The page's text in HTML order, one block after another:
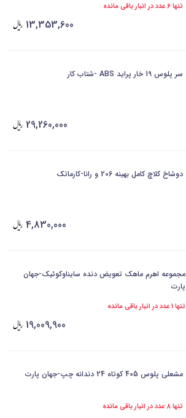
تنها 6 عدد در انبار باقی مانده
13,353,600
سر پلوس 19 خار پراید ABS -شتاب کار
29,260,000
دوشاخ کلاچ کامل بهینه 206 و رانا-کارماتک
4,830,000
مجموعه اهرم ماهک تعویض دنده سایناوکوئیک-جهان
پارت
تنها 1 عدد در انبار باقی مانده
19,009,900
مشعلی پلوس 405 کوتاه 24 دندانه چپ-جهان پارت
تنها 8 عدد در انبار باقی مانده